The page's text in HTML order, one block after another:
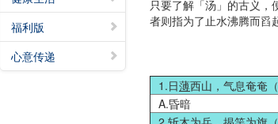
福利版
心意传递
只要了解「汤」的古义，
者则指为了止水沸腾而舀
1.日薄西山，气息奄奄
A.昏暗